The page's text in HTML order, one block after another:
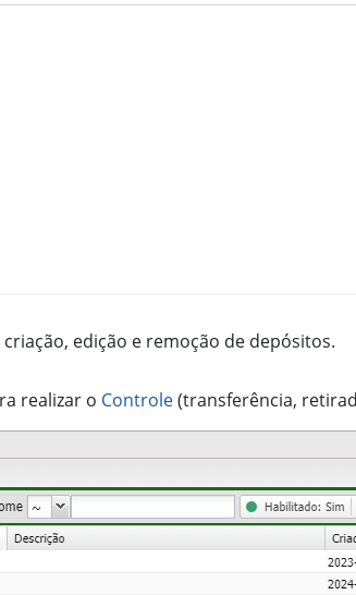
edição e remoção de depósitos.
realizar o Controle(transferência,